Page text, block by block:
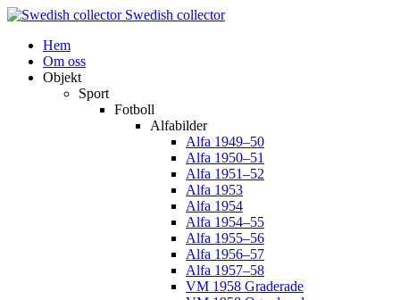
Swedish collector
Hem
Om oss
Objekt
Sport
Fotboll
Alfabilder
Alfa 1949–50
Alfa 1950–51
Alfa 1951–52
Alfa 1953
Alfa 1954
Alfa 1954–55
Alfa 1955–56
Alfa 1956–57
Alfa 1957–58
VM 1958 Graderade